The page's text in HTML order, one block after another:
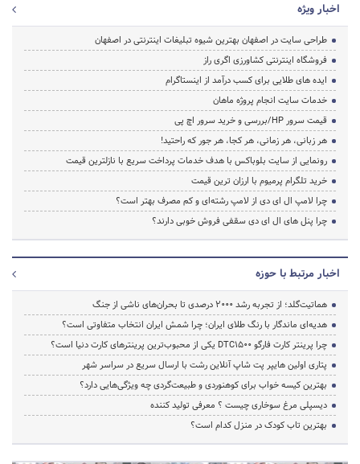
اخبار ویژه
طراحی سایت در اصفهان بهترین شیوه تبلیغات اینترنتی در اصفهان
فروشگاه اینترنتی کشاورزی اگری راز
ایده های طلایی برای کسب درآمد از اینستاگرام
خدمات سایت انجام پروژه ماهان
قیمت سرور HP/بررسی و خرید سرور اچ پی
هر زبانی، هر زمانی، هر کجا، هر جور که راحتید!
رونمایی از سایت بلوباکس با هدف خدمات پرداخت سریع با نازلترین قیمت
خرید تلگرام پرمیوم با ارزان ترین قیمت
چرا لامپ ال ای دی از لامپ رشته‌ای و کم مصرف بهتر است؟
چرا پنل های ال ای دی سقفی فروش خوبی دارند؟
اخبار مرتبط با حوزه
هماتیت‌گلد؛ از تجربه رشد ۲۰۰۰ درصدی تا بحران‌های ناشی از جنگ
هدیه‌ای ماندگار با رنگ طلای ایران؛ چرا شمش ایران انتخاب متفاوتی است؟
چرا پرینتر کارت فارگو DTC1500 یکی از محبوب‌ترین پرینترهای کارت دنیا است؟
پتاری اولین هایپر پت شاپ آنلاین رشت با ارسال سریع در سراسر شهر
بهترین کیسه خواب برای کوهنوردی و طبیعت‌گردی چه ویژگی‌هایی دارد؟
دیسپلی مرغ سوخاری چیست ؟ معرفی تولید کننده
بهترین تاب کودک در منزل کدام است؟